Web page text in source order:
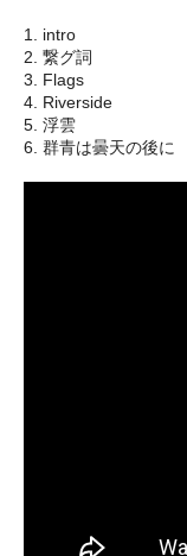
1. intro
2. 繋グ詞
3. Flags
4. Riverside
5. 浮雲
6. 群青は曇天の後に